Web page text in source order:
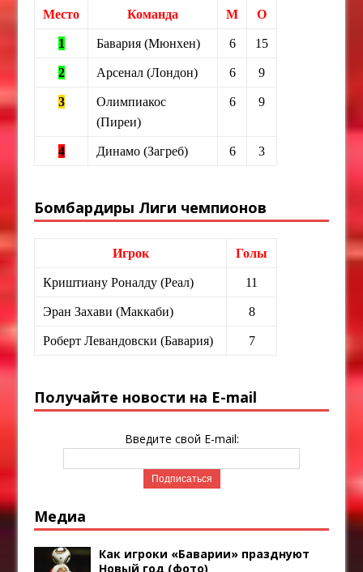
Место Команда М О
1 Бавария (Мюнхен) 6 15
2 Арсенал (Лондон) 6 9
3
Олимпиакос
(Пиреи)
6 9
4 Динамо (Загреб) 6 3
Бомбардиры Лиги чемпионов
Игрок Голы
Криштиану Роналду (Реал) 11
Эран Захави (Маккаби) 8
Роберт Левандовски (Бавария) 7
Получайте новости на E-mail
Введите свой E-mail:
Медиа
Как игроки «Баварии» празднуют
Новый год (фото)